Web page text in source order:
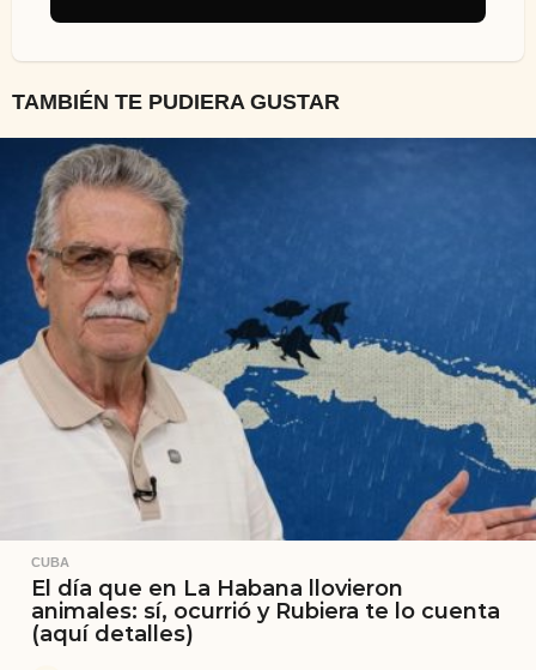
TAMBIÉN TE PUDIERA GUSTAR
CUBA
El día que en La Habana llovieron
animales: sí, ocurrió y Rubiera te lo cuenta
(aquí detalles)